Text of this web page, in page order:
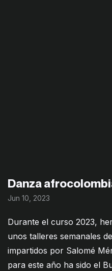
Danza
Jun 10, 2023
Durante el curso 2023,
unos talleres semanales
impartidos por Salomé
para este año ha sido el